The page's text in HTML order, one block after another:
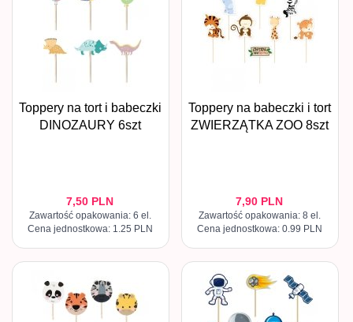
Toppery na tort i babeczki
DINOZAURY 6szt
7,50 PLN
Zawartość opakowania: 6 el.
Cena jednostkowa: 1.25 PLN
Toppery na babeczki i tort
ZWIERZĄTKA ZOO 8szt
7,90 PLN
Zawartość opakowania: 8 el.
Cena jednostkowa: 0.99 PLN